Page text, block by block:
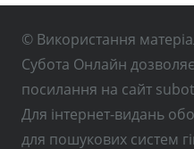
© Використання
Субота Онлайн
посилання на сайт
Для інтернет-видань
для пошукових систем